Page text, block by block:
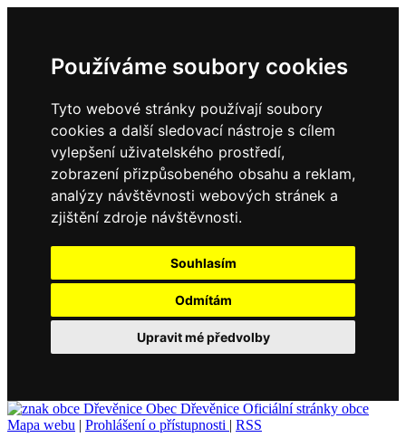
Používáme soubory cookies
Tyto webové stránky používají soubory
cookies a další sledovací nástroje s cílem
vylepšení uživatelského prostředí,
zobrazení přizpůsobeného obsahu a reklam,
analýzy návštěvnosti webových stránek a
zjištění zdroje návštěvnosti.
Souhlasím
Odmítám
Upravit mé předvolby
Obec Dřevěnice Oficiální stránky obce
Mapa webu | Prohlášení o přístupnosti | RSS